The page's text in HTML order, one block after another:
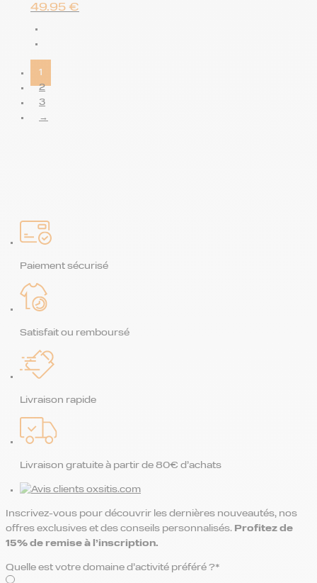
49.95 €
1
2
3
→
Paiement sécurisé
Satisfait ou remboursé
Livraison rapide
Livraison gratuite à partir de 80€ d’achats
Inscrivez-vous pour découvrir les dernières nouveautés, nos
offres exclusives et des conseils personnalisés. Profitez de
15% de remise à l’inscription.
Quelle est votre domaine d’activité préféré ?*